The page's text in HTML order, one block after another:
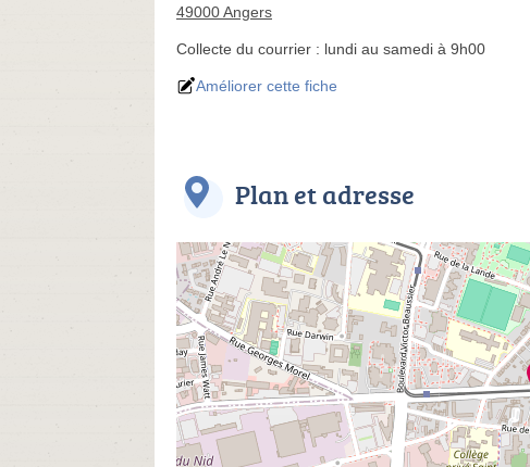
49000 Angers
Collecte du courrier : lundi au samedi à 9h00
Améliorer cette fiche
Plan et adresse